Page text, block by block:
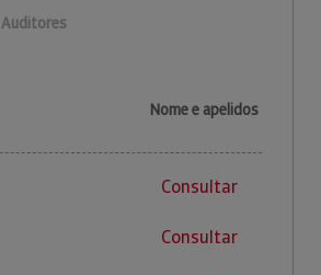
Auditores
Nome e apelidos
Consultar
Consultar